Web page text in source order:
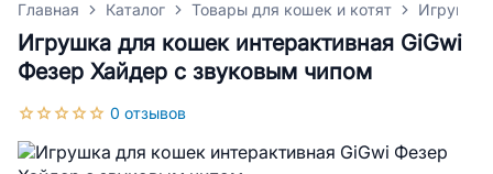
Главная Каталог Товары для кошек и котят Игрушки
Игрушка для кошек интерактивная GiGwi
Фезер Хайдер с звуковым чипом
0 отзывов